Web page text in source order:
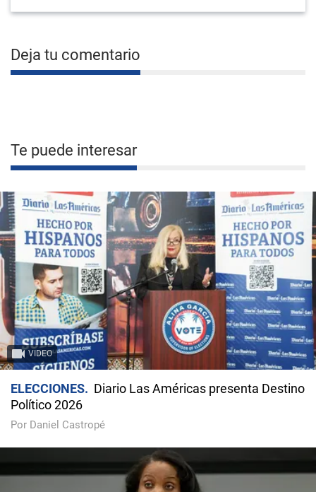
Deja tu comentario
Te puede interesar
VIDEO
ELECCIONES
Diario Las Américas presenta Destino
Político 2026
Por Daniel Castropé